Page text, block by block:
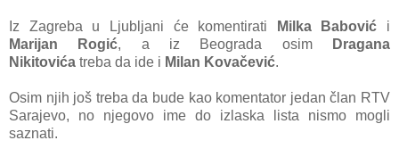
Iz Zagreba u Ljubljani će komentirati Milka Babović i
Marijan Rogić, a iz Beograda osim
Dragana
Nikitovića treba da ide i Milan Kovačević.
Osim njih još treba da bude kao komentator jedan član RTV
Sarajevo, no njegovo ime do izlaska lista nismo mogli
saznati.